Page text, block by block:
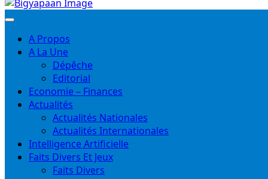
A Propos
A La Une
Dépêche
Editorial
Economie – Finances
Actualités
Actualités Nationales
Actualités Internationales
Intelligence Artificielle
Faits Divers Et Jeux
Faits Divers